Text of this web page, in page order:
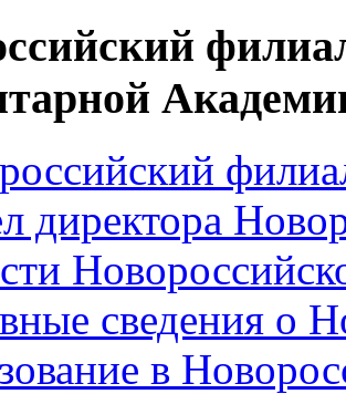
директора
сведения о
в